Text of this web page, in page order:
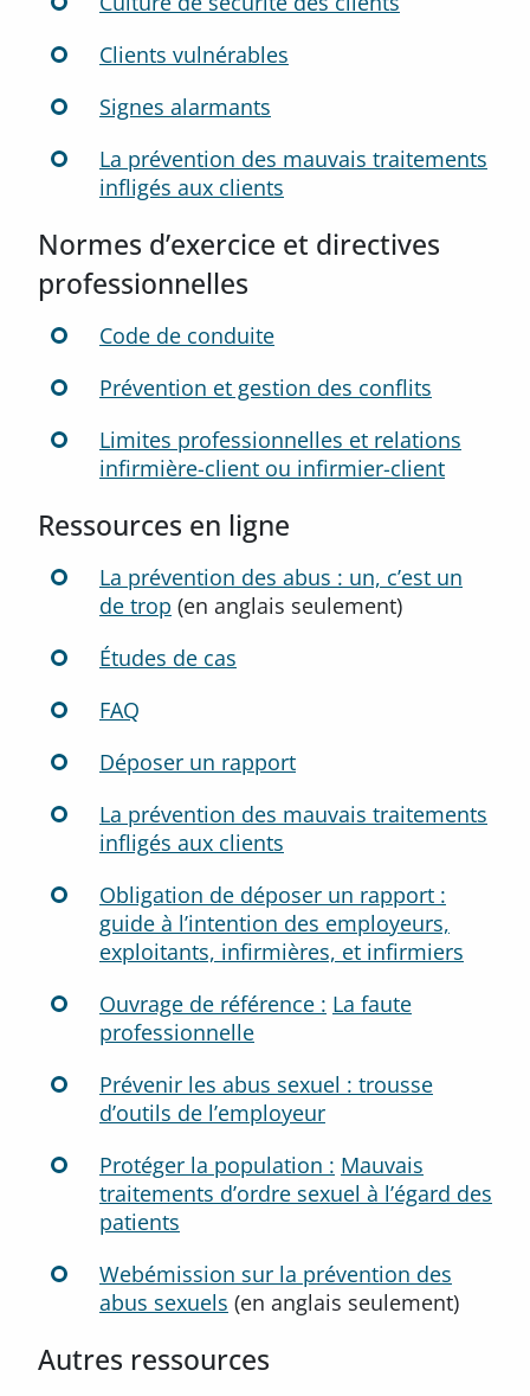
Clients vulnérables
Signes alarmants
La prévention des mauvais traitements
infligés aux clients
Normes d’exercice et directives
professionnelles
Code de conduite
Prévention et gestion des conflits
Limites professionnelles et relations
infirmière-client ou infirmier-client
Ressources en ligne
La prévention des abus : un, c’est un
de trop (en anglais seulement)
Études de cas
FAQ
Déposer un rapport
La prévention des mauvais traitements
infligés aux clients
Obligation de déposer un rapport :
guide à l’intention des employeurs,
exploitants, infirmières, et infirmiers
Ouvrage de référence : La faute
professionnelle
Prévenir les abus sexuel : trousse
d’outils de l’employeur
Protéger la population : Mauvais
traitements d’ordre sexuel à l’égard des
patients
Webémission sur la prévention des
abus sexuels (en anglais seulement)
Autres ressources